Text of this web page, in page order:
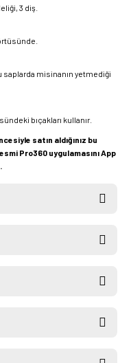
3 diş.
saplarda misinanın yetmediği
bıçakları kullanır.
satın aldığınız bu
Pro360 uygulamasını App